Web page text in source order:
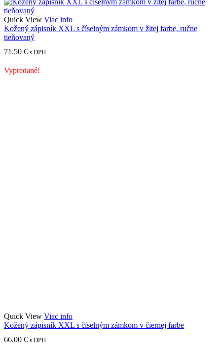
Quick View Viac info
Kožený zápisník XXL s číselným zámkom v žltej farbe, ručne
tieňovaný
71.50 € s DPH
Vypredané!
Quick View Viac info
Kožený zápisník XXL s číselným zámkom v čiernej farbe
66.00 € s DPH